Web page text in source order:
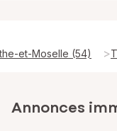
et-Moselle (54) >
Annonces